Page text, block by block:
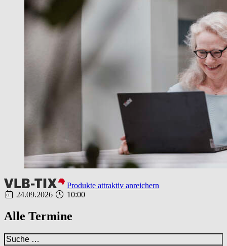
Produkte attraktiv anreichern
24.09.2026
10:00
Alle Termine